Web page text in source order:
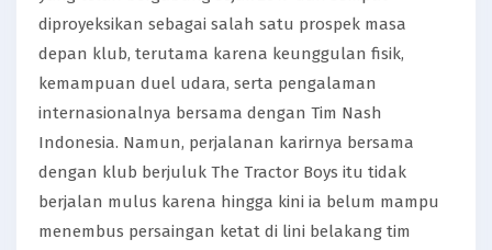
diproyeksikan sebagai salah satu prospek masa
depan klub, terutama karena keunggulan fisik,
kemampuan duel udara, serta pengalaman
internasionalnya bersama dengan Tim Nash
Indonesia. Namun, perjalanan karirnya bersama
dengan klub berjuluk The Tractor Boys itu tidak
berjalan mulus karena hingga kini ia belum mampu
menembus persaingan ketat di lini belakang tim